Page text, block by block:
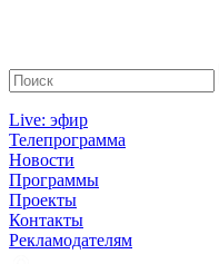
Live: эфир
Телепрограмма
Новости
Программы
Проекты
Контакты
Рекламодателям